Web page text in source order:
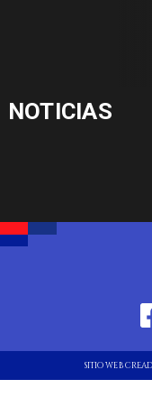
NOTICIAS
SITIO WEB